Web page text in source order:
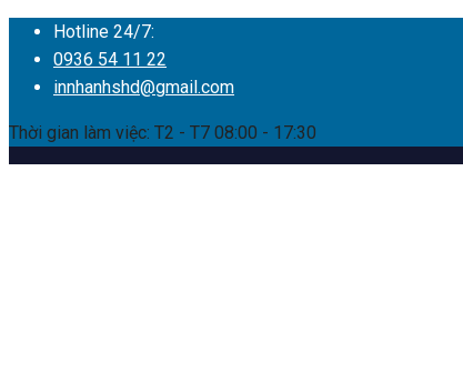
Hotline 24/7:
0936 54 11 22
innhanhshd@gmail.com
Thời gian làm việc: T2 - T7 08:00 - 17:30